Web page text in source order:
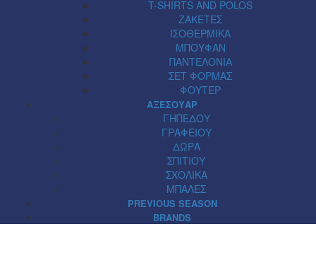
T-SHIRTS AND POLOS
ΖΑΚΕΤΕΣ
ΙΣΟΘΕΡΜΙΚΑ
ΜΠΟΥΦΑΝ
ΠΑΝΤΕΛΟΝΙΑ
ΣΕΤ ΦΟΡΜΑΣ
ΦΟΥΤΕΡ
ΑΞΕΣΟΥΑΡ
ΓΗΠΕΔΟΥ
ΓΡΑΦΕΙΟΥ
ΔΩΡΑ
ΣΠΙΤΙΟΥ
ΣΧΟΛΙΚΑ
ΜΠΑΛΕΣ
PREVIOUS SEASON
BRANDS